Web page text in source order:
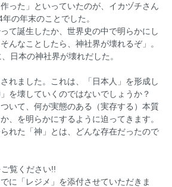
作った」といっていたのが、イカヅチさん
の年末のことでした。
て誕生したか、世界史の中で明らかにし
んなことしたら、神社界が壊れるぞ」。
日本の神社界が壊れだした。
れました。これは、「日本人」を形成し
を壊していくのではないでしょうか？
いて、何が実態のある（実存する）本質
、を明らかにするように迫ってきます。
れた「神」とは、どんな存在だったので
覧ください!!
に「レジメ」を添付させていただきま